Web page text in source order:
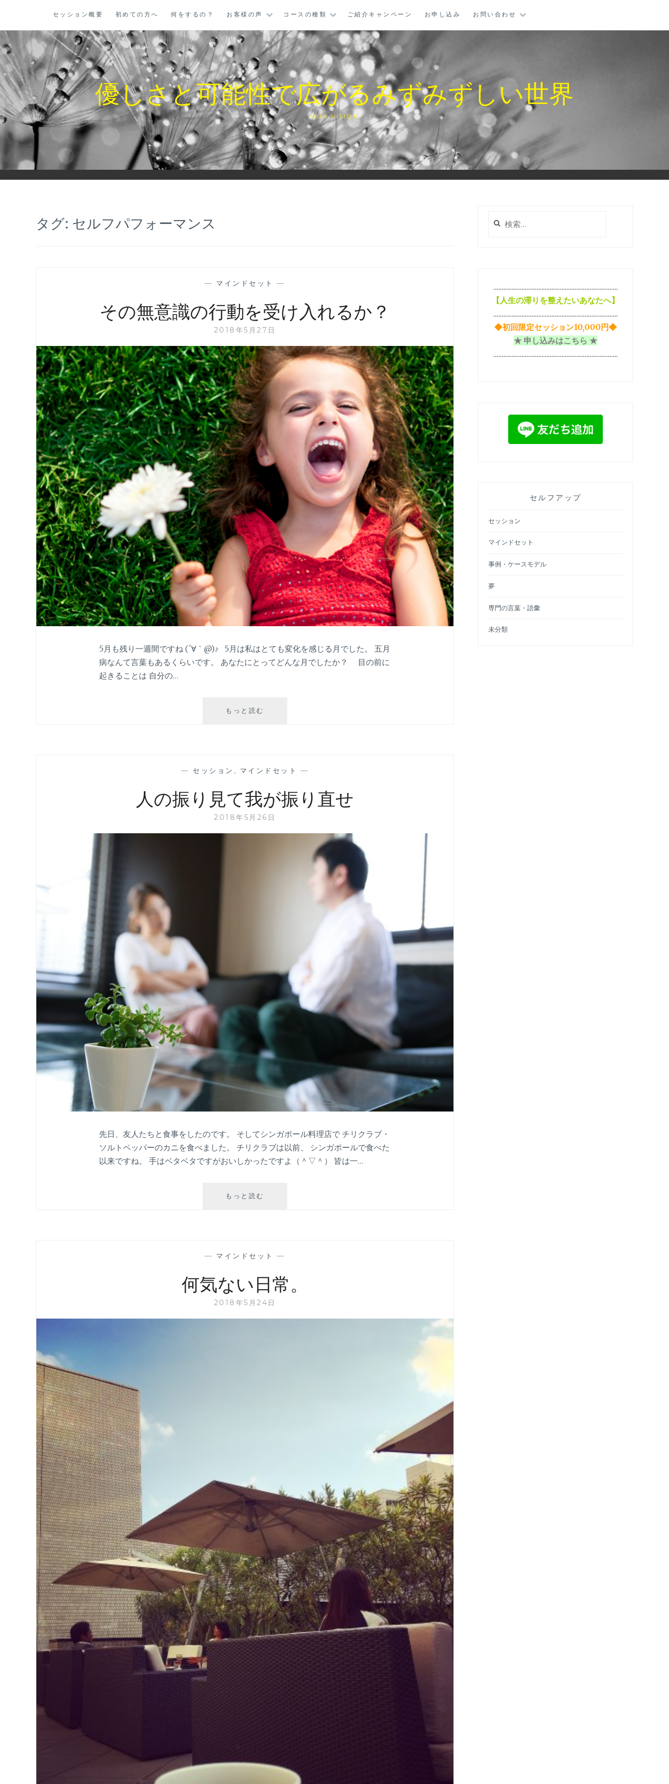
テ
ン
ツ
に
ス
キ
ッ
プ
セッション概要 初めての方へ 何をするの？ お客様の声 コースの種類 ご紹介キャンペーン お申し込み お問い合わせ
優しさと可能性で広がるみずみずしい世界
OUR VISION
タグ: セルフパフォーマンス
— マインドセット —
その無意識の行動を受け入れるか？
2018年5月27日
5月も残り一週間ですね (´∀｀@)♪ 5月は私はとても変化を感じる月でした。 五月
病なんて言葉もあるくらいです。 あなたにとってどんな月でしたか？ 目の前に
起きることは 自分の…
もっと読む
行
を
受
け
— セッション , マインドセット —
人の振り見て我が振り直せ
2018年5月26日
先日、友人たちと食事をしたのです。 そしてシンガポール料理店で チリクラブ・
ソルトペッパーのカニを食べました。 チリクラブは以前、 シンガポールで食べた
以来ですね。 手はベタベタですがおいしかったですよ（＾▽＾） 皆は一…
もっと読む
我
振
り
直
— マインドセット —
何気ない日常。
2018年5月24日
索:
…………………………………………………………………
【人生の滞りを整えたいあなたへ】
…………………………………………………………………
◆初回限定セッション10,000円◆
★ 申し込みはこちら ★
…………………………………………………………………
セルフアップ
セッション
マインドセット
事例・ケースモデル
夢
専門の言葉・語彙
未分類